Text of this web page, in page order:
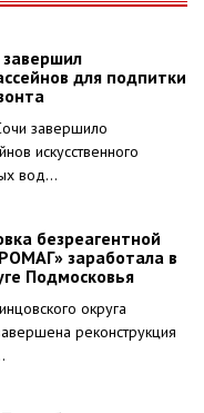
завершил
для подпитки
завершило
искусственного
вод...
безреагентной
заработала в
Подмосковья
округа
реконструкция